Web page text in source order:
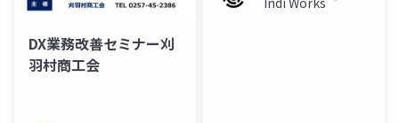
DX業務改善セミナー刈
羽村商工会